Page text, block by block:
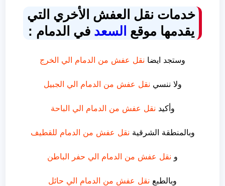
خدمات نقل العفش الأخري التي
يقدمها موقع السعد في الدمام :
وستجد ايضا نقل عفش من الدمام الي الخرج
ولا ننسي نقل عفش من الدمام الي الجبيل
وأكيد نقل عفش من الدمام الي الباحة
وبالمنطقة الشرقية نقل عفش من الدمام للقطيف
و نقل عفش من الدمام الي حفر الباطن
وبالطبع نقل عفش من الدمام الي حائل